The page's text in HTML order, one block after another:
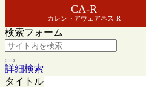
CA-R
カレントアウェアネス-R
検索フォーム
詳細検索
タイトル